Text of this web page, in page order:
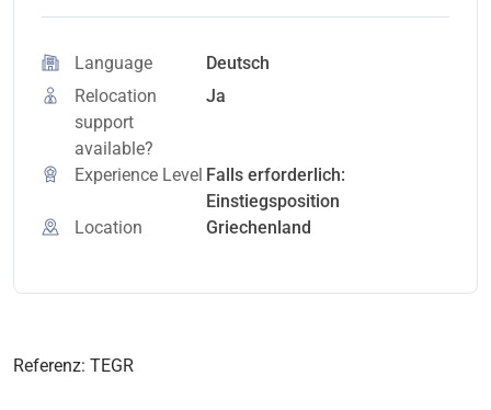
Language
Deutsch
Relocation
support
available?
Ja
Experience Level Falls erforderlich:
Einstiegsposition
Location
Griechenland
Referenz: TEGR